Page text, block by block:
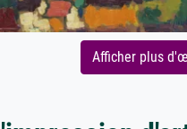
Afficher plus